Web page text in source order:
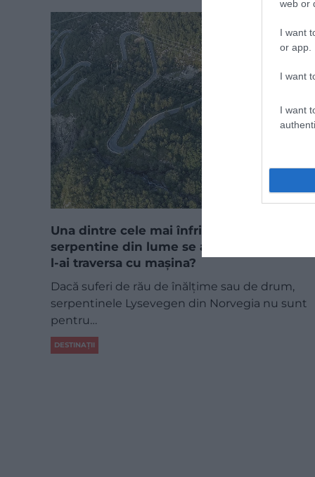
web or
I want
or app.
I want
I want
Una dintre cele mai înfricoșătoare
serpentine din lume se află în Norvegia –
l-ai traversa cu mașina?
Dacă suferi de rău de înălțime sau de drum,
serpentinele Lysevegen din Norvegia nu sunt
pentru…
DESTINAȚII